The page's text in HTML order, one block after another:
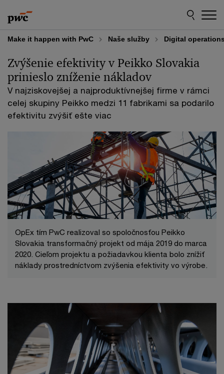
to
content
to
footer
Make it happen with PwC Naše služby Digital
V najziskovejšej a najproduktívnejšej firme v rámci
celej skupiny Peikko medzi 11 fabrikami sa podarilo
efektivitu zvýšiť ešte viac
Zvýšenie efektivity v Peikko Slovakia
prinieslo zníženie nákladov
OpEx tím PwC realizoval so spoločnosťou Peikko
Slovakia transformačný projekt od mája 2019 do marca
2020. Cieľom projektu a požiadavkou klienta bolo znížiť
náklady prostredníctvom zvýšenia efektivity vo výrobe.